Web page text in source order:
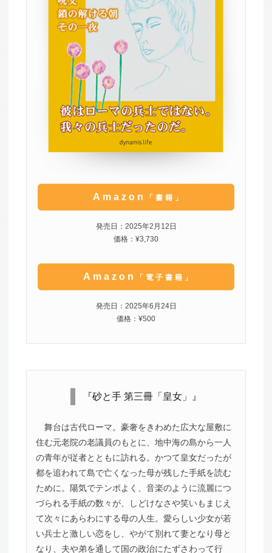
Amazon 「書籍」
発売日：2025年2月12日
価格：¥3,730
Amazon 「電子書籍」
発売日：2025年6月24日
価格：¥500
『砂と手 第三冊「皇女」』
舞台は古代ローマ。豪奢をきわめた広大な屋敷に
住む元老院の老議員のもとに、地中海の島から一人
の青年が従者とともに訪れる。かつて皇女だったが
都を追われて島で亡くなった母が残した手紙を読む
ために。陽気でテンポよく、音楽のように流麗につ
づられる手紙の数々が、しどけなさや笑いもまじえ
て次々にあらわにする母の人生。愛らしい少女が若
い兵士と激しい恋をし、やがて別れて妻となり母と
なり、夫や弟を通して国の政治にたずさわって行